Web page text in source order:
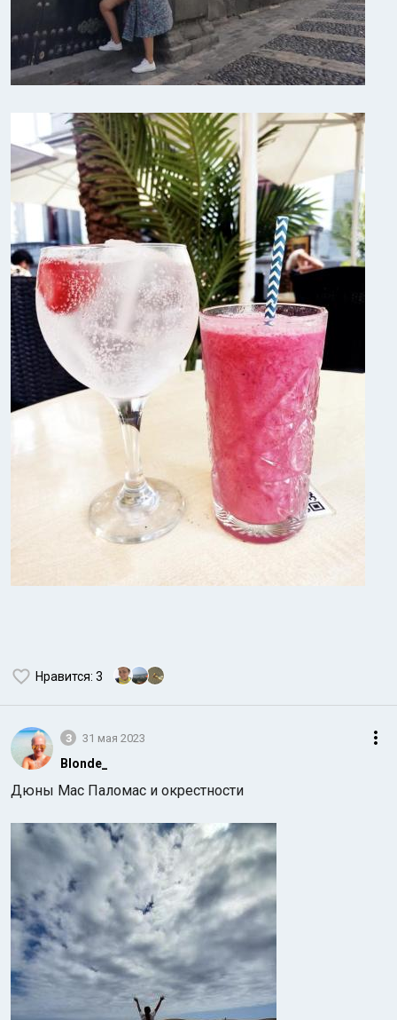
Нравится: 3
3 31 мая 2023
Blonde_
Дюны Мас Паломас и окрестности